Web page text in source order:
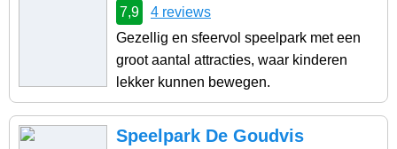
7,9
4 reviews
Gezellig en sfeervol speelpark met een
groot aantal attracties, waar kinderen
lekker kunnen bewegen.
Speelpark De Goudvis